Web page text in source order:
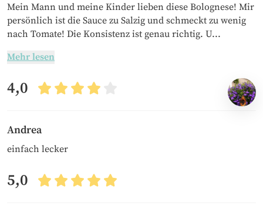
Mein Mann und meine Kinder lieben diese Bolognese! Mir
persönlich ist die Sauce zu Salzig und schmeckt zu wenig
nach Tomate! Die Konsistenz ist genau richtig. U...
Mehr lesen
4,0
Andrea
einfach lecker
5,0